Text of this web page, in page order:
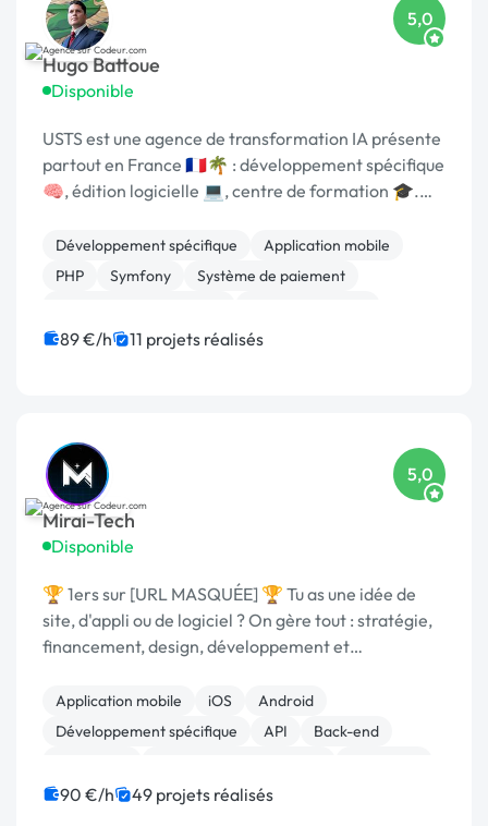
Hugo Battoue
Disponible
5,0
USTS est une agence de transformation IA présente
partout en France 🇫🇷🌴 : développement spécifique
🧠, édition logicielle 💻, centre de formation 🎓.
Développement spécifique
Application mobile
PHP
Symfony
Système de paiement
WordPress
Back-end Full-stack
89 €/h 11 projets réalisés
Mirai-Tech
Disponible
5,0
🏆 1ers sur [URL MASQUÉE] 🏆 Tu as une idée de
site, d'appli ou de logiciel ? On gère tout : stratégie,
financement, design, développement et
Application mobile iOS
Android
Développement spécifique
API
Back-end
Full-stack
90 €/h 49 projets réalisés